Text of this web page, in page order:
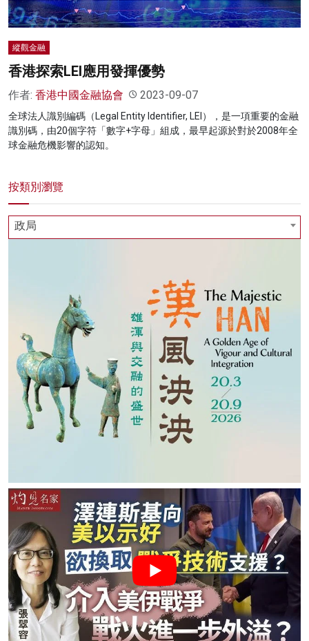
灼見活動
縱觀金融
香港探索LEI應用發揮優勢
作者: 香港中國金融協會 2023-09-07
全球法人識別編碼（Legal Entity Identifier, LEI），是一項重要的金融
識別碼，由20個字符「數字+字母」組成，最早起源於對於2008年全
球金融危機影響的認知。
按類別瀏覽
政局